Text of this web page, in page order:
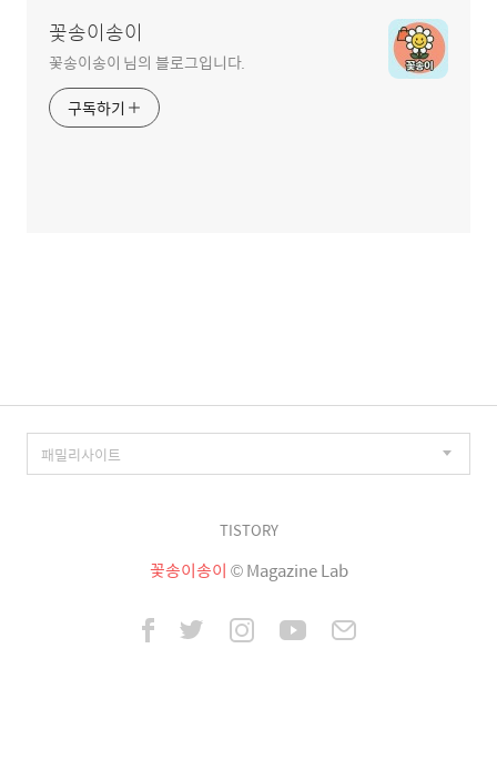
꽃송이송이
꽃송이송이 님의 블로그입니다.
구독하기
TISTORY
꽃송이송이 © Magazine Lab